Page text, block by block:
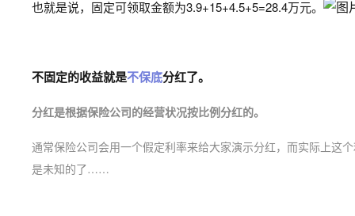
也就是说， 固定可领取金额为3.9+15+4.5+5=28.4万元。
不固定的收益就是不保底分红了。
分红是根据保险公司的经营状况按比例分红的。
通常保险公司会用一个假定利率来给大家演示分红，而实际上这
是未知的了……